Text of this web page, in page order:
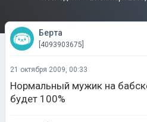
Берта
[4093903675]
21 октября 2009, 00:33
Нормальный мужик на
будет 100%